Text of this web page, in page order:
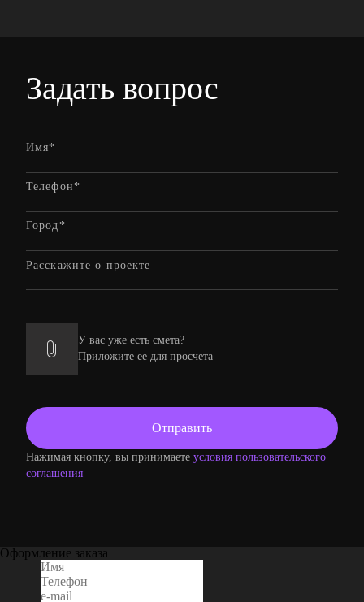
Задать вопрос
У вас уже есть смета?
Приложите ее для просчета
Нажимая кнопку, вы принимаете условия пользовательского
соглашения
Оформление заказа